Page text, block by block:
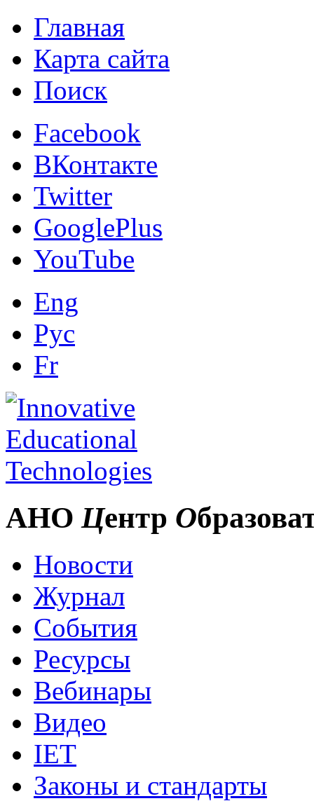
Главная
Карта сайта
Поиск
Facebook
ВКонтакте
Twitter
GooglePlus
YouTube
Eng
Рус
Fr
АНО Центр О
Новости
Журнал
События
Ресурсы
Вебинары
Видео
IET
Законы и стандарты